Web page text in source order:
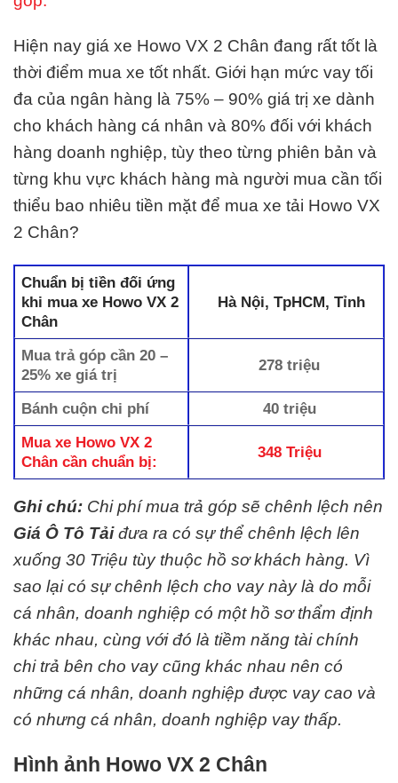
Hiện nay giá xe Howo VX 2 Chân đang rất tốt là
thời điểm mua xe tốt nhất. Giới hạn mức vay tối
đa của ngân hàng là 75% – 90% giá trị xe dành
cho khách hàng cá nhân và 80% đối với khách
hàng doanh nghiệp, tùy theo từng phiên bản và
từng khu vực khách hàng mà người mua cần tối
thiểu bao nhiêu tiền mặt để mua xe tải Howo VX
2 Chân?
Chuẩn bị tiền đối ứng
khi mua xe Howo VX 2
Chân
Hà Nội, TpHCM, Tỉnh
Mua trả góp cần 20 –
25% xe giá trị
278 triệu
Bánh cuộn chi phí
40 triệu
Mua xe Howo VX 2
Chân cần chuẩn bị:
348 Triệu
Ghi chú: Chi phí mua trả góp sẽ chênh lệch nên
Giá Ô Tô Tảiđưa ra có sự thể chênh lệch lên
xuống 30 Triệu tùy thuộc hồ sơ khách hàng. Vì
sao lại có sự chênh lệch cho vay này là do mỗi
cá nhân, doanh nghiệp có một hồ sơ thẩm định
khác nhau, cùng với đó là tiềm năng tài chính
chi trả bên cho vay cũng khác nhau nên có
những cá nhân, doanh nghiệp được vay cao và
có nhưng cá nhân, doanh nghiệp vay thấp.
Hình ảnh Howo VX 2 Chân